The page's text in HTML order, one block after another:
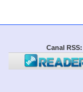
Canal RSS: